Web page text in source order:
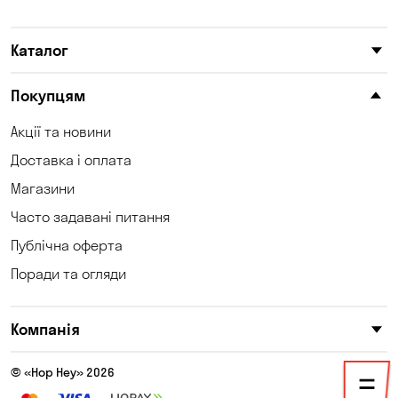
Котівка
Кошари
Крюківщина
Мала Кохнівка
Каталог
Покупцям
Акції та новини
Доставка і оплата
Магазини
Часто задавані питання
Публічна оферта
Поради та огляди
Компанія
© «Hop Hey» 2026